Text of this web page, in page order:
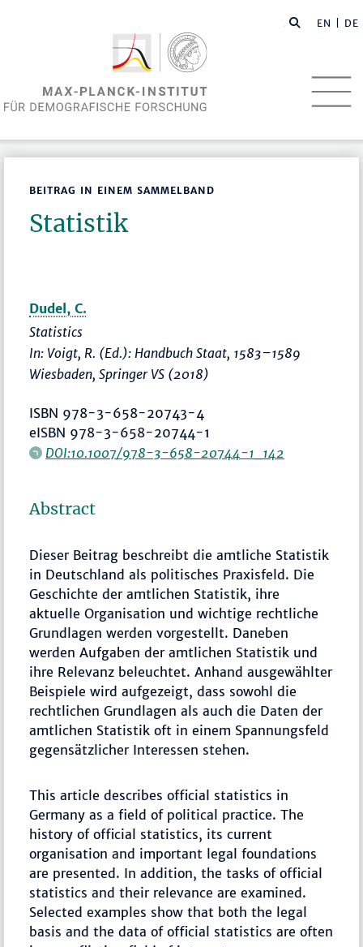
EN | DE
BEITRAG IN EINEM SAMMELBAND
Statistik
Dudel, C.
Statistics
In: Voigt, R. (Ed.): Handbuch Staat, 1583–1589
Wiesbaden, Springer VS (2018)
ISBN 978-3-658-20743-4
eISBN 978-3-658-20744-1
DOI:10.1007/978-3-658-20744-1_142
Abstract
Dieser Beitrag beschreibt die amtliche Statistik
in Deutschland als politisches Praxisfeld. Die
Geschichte der amtlichen Statistik, ihre
aktuelle Organisation und wichtige rechtliche
Grundlagen werden vorgestellt. Daneben
werden Aufgaben der amtlichen Statistik und
ihre Relevanz beleuchtet. Anhand ausgewählter
Beispiele wird aufgezeigt, dass sowohl die
rechtlichen Grundlagen als auch die Daten der
amtlichen Statistik oft in einem Spannungsfeld
gegensätzlicher Interessen stehen.
This article describes official statistics in
Germany as a field of political practice. The
history of official statistics, its current
organisation and important legal foundations
are presented. In addition, the tasks of official
statistics and their relevance are examined.
Selected examples show that both the legal
basis and the data of official statistics are often